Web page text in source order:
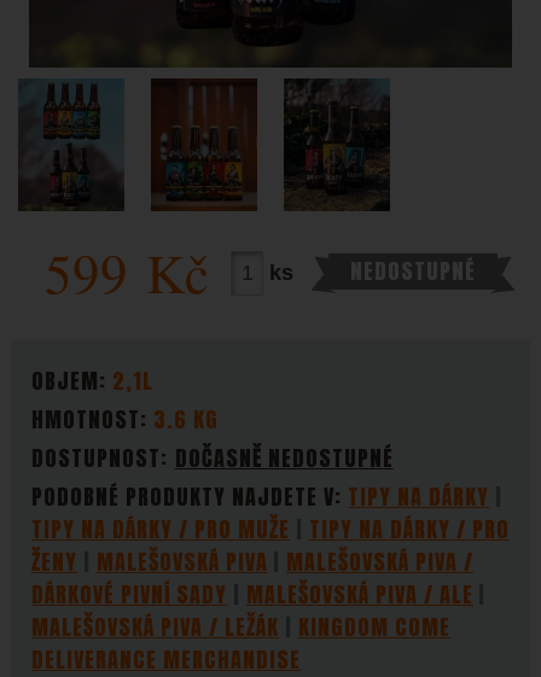
FOTOGRAFIE
PARAMETRY
OBJEM: 2,1L
HMOTNOST: 3.6 KG
DOSTUPNOST: DOČASNĚ NEDOSTUPNÉ
PODOBNÉ PRODUKTY NAJDETE V: TIPY NA DÁRKY
TIPY NA DÁRKY / PRO MUŽE
TIPY NA DÁRKY / PRO
ŽENY
MALEŠOVSKÁ PIVA
MALEŠOVSKÁ PIVA /
DÁRKOVÉ PIVNÍ SADY
MALEŠOVSKÁ PIVA / ALE
MALEŠOVSKÁ PIVA / LEŽÁK
KINGDOM COME
DELIVERANCE MERCHANDISE
599 Kč ks NEDOSTUPNÉ